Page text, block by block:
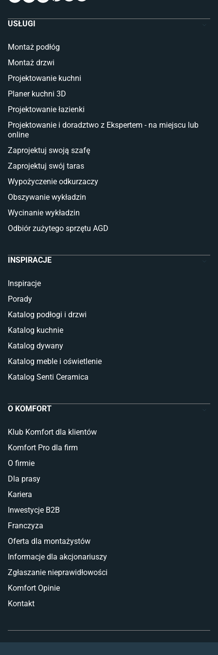
Komody dla dzieci
Łóżka dla dziecka (młodzieżowe)
Taras i balkon
Sztuczna trawa miękka
Koce i pledy
Płytki na balkon
Lampy stojące LED
Płytki
Płytki Cersanit
Płytki wielkoformatowe
Glazura
Płytki marmurowe
USŁUGI
Montaż podłóg
Montaż drzwi
Projektowanie kuchni
Planer kuchni 3D
Projektowanie łazienki
Projektowanie i doradztwo z Ekspertem - na miejscu lub
online
Zaprojektuj swoją szafę
Zaprojektuj swój taras
Wypożyczenie odkurzaczy
Obszywanie wykładzin
Wycinanie wykładzin
Odbiór zużytego sprzętu AGD
INSPIRACJE
Inspiracje
Porady
Katalog podłogi i drzwi
Katalog kuchnie
Katalog dywany
Katalog meble i oświetlenie
Katalog Senti Ceramica
O KOMFORT
Klub Komfort dla klientów
Komfort Pro dla firm
O firmie
Dla prasy
Kariera
Inwestycje B2B
Franczyza
Oferta dla montażystów
Informacje dla akcjonariuszy
Zgłaszanie nieprawidłowości
Komfort Opinie
Kontakt